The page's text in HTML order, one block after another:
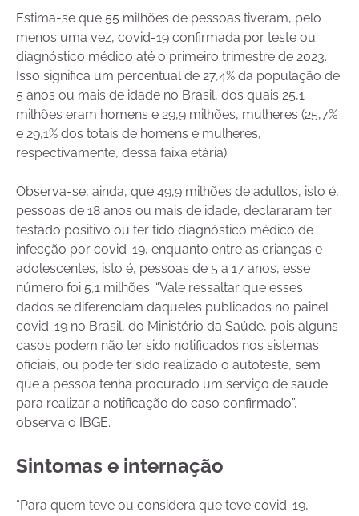
Estima-se que 55 milhões de pessoas tiveram, pelo
menos uma vez, covid-19 confirmada por teste ou
diagnóstico médico até o primeiro trimestre de 2023.
Isso significa um percentual de 27,4% da população de
5 anos ou mais de idade no Brasil, dos quais 25,1
milhões eram homens e 29,9 milhões, mulheres (25,7%
e 29,1% dos totais de homens e mulheres,
respectivamente, dessa faixa etária).
Observa-se, ainda, que 49,9 milhões de adultos, isto é,
pessoas de 18 anos ou mais de idade, declararam ter
testado positivo ou ter tido diagnóstico médico de
infecção por covid-19, enquanto entre as crianças e
adolescentes, isto é, pessoas de 5 a 17 anos, esse
número foi 5,1 milhões. “Vale ressaltar que esses
dados se diferenciam daqueles publicados no painel
covid-19 no Brasil, do Ministério da Saúde, pois alguns
casos podem não ter sido notificados nos sistemas
oficiais, ou pode ter sido realizado o autoteste, sem
que a pessoa tenha procurado um serviço de saúde
para realizar a notificação do caso confirmado”,
observa o IBGE.
Sintomas e internação
“Para quem teve ou considera que teve covid-19,